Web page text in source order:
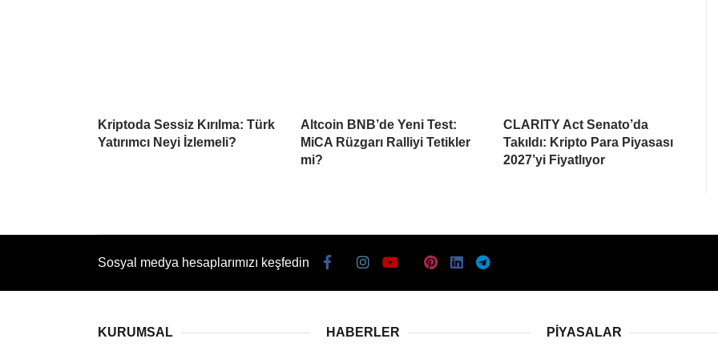
Kriptoda Sessiz Kırılma: Türk
Yatırımcı Neyi İzlemeli?
Altcoin BNB’de Yeni Test:
MiCA Rüzgarı Ralliyi Tetikler
mi?
CLARITY Act Senato’da
Takıldı: Kripto Para Piyasası
2027’yi Fiyatlıyor
Sosyal medya hesaplarımızı keşfedin
KURUMSAL HABERLER PIYASALAR